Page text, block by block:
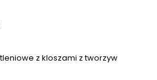
z kloszami z tworzyw